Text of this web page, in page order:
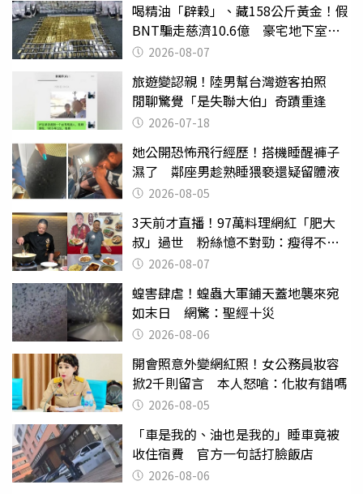
喝精油「辟穀」、藏158公斤黃金！假
BNT騙走慈濟10.6億 豪宅地下室竟
挖出乾鮑金庫
2026-08-07
旅遊變認親！陸男幫台灣遊客拍照
閒聊驚覺「是失聯大伯」奇蹟重逢
2026-07-18
她公開恐怖飛行經歷！搭機睡醒褲子
濕了 鄰座男趁熟睡猥褻還疑留體液
2026-08-05
3天前才直播！97萬料理網紅「肥大
叔」過世 粉絲憶不對勁：瘦得不合
理 2026-08-07
蝗害肆虐！蝗蟲大軍鋪天蓋地襲來宛
如末日 網驚：聖經十災
2026-08-06
開會照意外變網紅照！女公務員妝容
掀2千則留言 本人怒嗆：化妝有錯嗎
2026-08-05
「車是我的、油也是我的」睡車竟被
收住宿費 官方一句話打臉飯店
2026-08-06